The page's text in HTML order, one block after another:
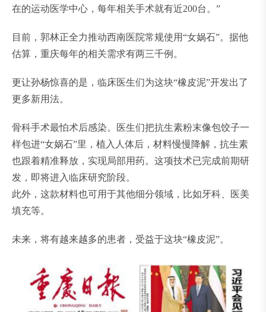
在的运动医学中心，每年相关手术就有近200台。”
目前，郭林正全力推动西南医院常规使用“女娲石”。据他
估算，重庆每年的相关需求有两三千例。
更让孙杨惊喜的是，临床医生们为这块“橡皮泥”开发出了
更多新用法。
骨科手术最怕术后感染。医生们把抗生素粉末像包饺子一
样包进“女娲石”里，植入人体后，材料慢慢降解，抗生素
也跟着精准释放，实现局部用药。这项技术已完成前期研
发，即将进入临床研究阶段。
此外，这款材料也可用于其他细分领域，比如牙科、医美
填充等。
未来，将有越来越多的患者，受益于这块“橡皮泥”。